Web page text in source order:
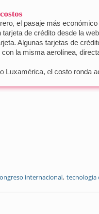
el pasaje más
de crédito desde la
Algunas tarjetas de
la misma aerolínea,
Luxamérica, el costo ronda
internacional tecnología